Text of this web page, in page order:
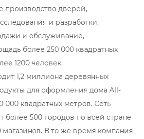
производство дверей,
и разработки,
и обслуживание,
более 250 000 квадратных
1200 человек.
1,2 миллиона деревянных
для оформления дома All-
000 квадратных метров. Сеть
более 500 городов по всей стране
В то же время компания